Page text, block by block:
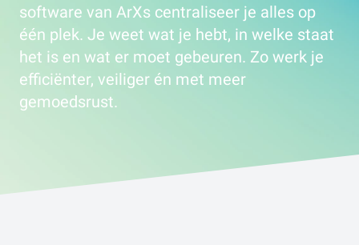
software van ArXs centraliseer je alles op
één plek. Je weet wat je hebt, in welke staat
het is en wat er moet gebeuren. Zo werk je
efficiënter, veiliger én met meer
gemoedsrust.